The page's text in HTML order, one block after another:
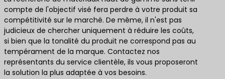
compte de l'objectif visé fera perdre à votre produit sa
compétitivité sur le marché. De même, il n'est pas
judicieux de chercher uniquement à réduire les coûts,
si bien que la tonalité du produit ne correspond pas au
tempérament de la marque. Contactez nos
représentants du service clientèle, ils vous proposeront
la solution la plus adaptée à vos besoins.